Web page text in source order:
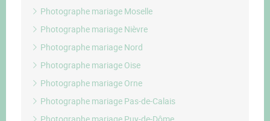
Photographe mariage Moselle
Photographe mariage Nièvre
Photographe mariage Nord
Photographe mariage Oise
Photographe mariage Orne
Photographe mariage Pas-de-Calais